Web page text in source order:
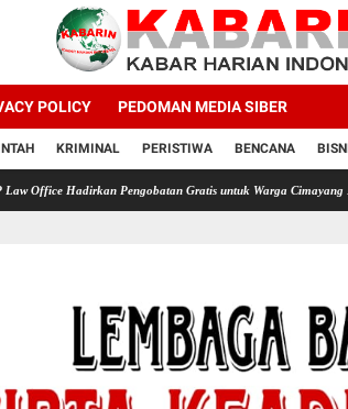
POLICY PEDOMAN MEDIA SIBER
KRIMINAL PERISTIWA BENCANA
Pengobatan Gratis untuk Warga Cimayang Lengkap